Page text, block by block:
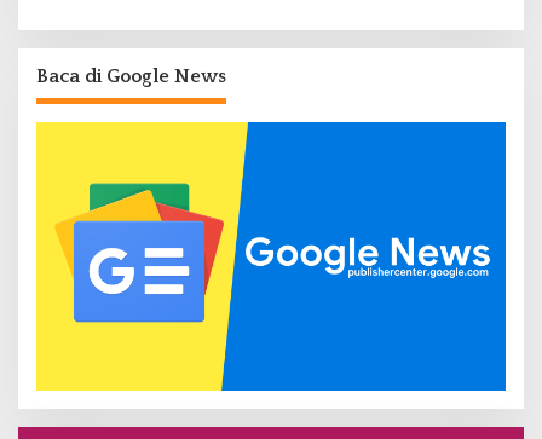
Baca di Google News